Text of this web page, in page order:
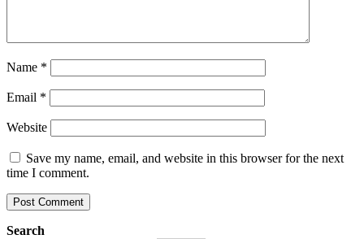
Name *
Email *
Website
Save my name, email, and website in this browser for the next
time I comment.
Search